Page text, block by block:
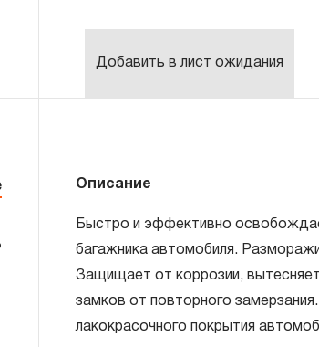
Добавить в лист ожидания
Описание
Быстро и эффективно
багажника автомобиля.
Защищает от коррозии,
замков от повторного
лакокрасочного покрытия